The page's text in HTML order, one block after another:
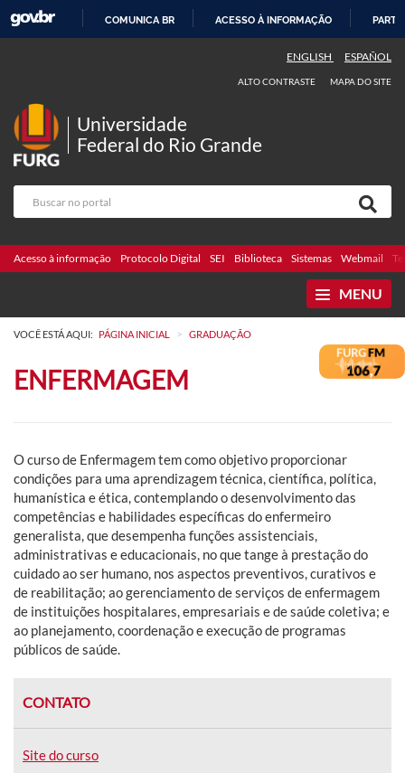
COMUNICA BR ACESSO À INFORMAÇÃO
ENGLISH ESPAÑOL
ALTO CONTRASTE MAPA DO SITE
Universidade
Federal do Rio Grande
Acesso à informação Protocolo Digital SEI Biblioteca Sistemas Webmail
MENU
VOCÊ ESTÁ AQUI: PÁGINA INICIAL > GRADUAÇÃO
ENFERMAGEM
Ocurso de Enfermagem tem como objetivo proporcionar
condições para uma aprendizagem técnica, científica, política,
humanística e ética, contemplando o desenvolvimento das
competências e habilidades específicas do enfermeiro
generalista, que desempenha funções assistenciais,
administrativas e educacionais, no que tange à prestação do
cuidado ao ser humano, nos aspectos preventivos, curativos e
de reabilitação; ao gerenciamento de serviços de enfermagem
de instituições hospitalares, empresariais e de saúde coletiva; e
ao planejamento, coordenação e execução de programas
públicos de saúde.
CONTATO
Site do curso